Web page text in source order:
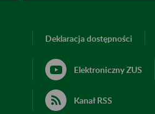
Deklaracja dostępności
Elektroniczny ZUS
Kanał RSS